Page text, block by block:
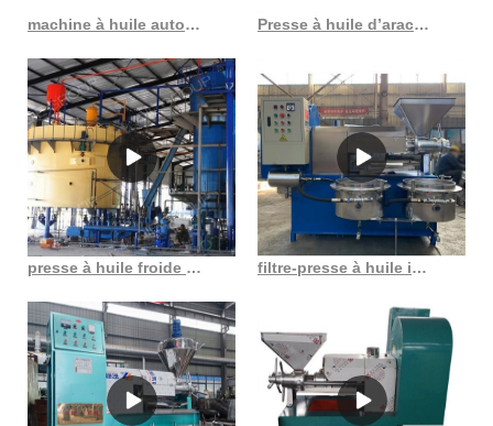
machine à huile automatique de presse à froid fabriquée en Chine Presse à huile d’arachide de moulin à huile de soja à petite échelle d’amande gc95
presse à huile froide de noix de coco au Cameroun filtre-presse à huile intégré disponible au Burundi